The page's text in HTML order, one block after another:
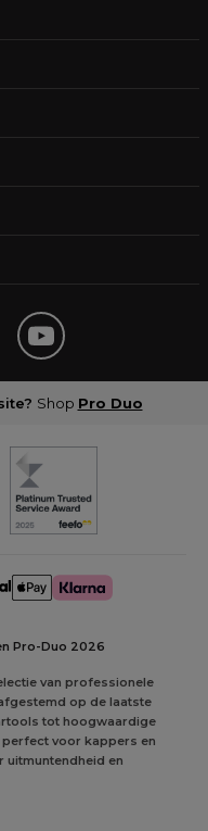
Shop Pro Duo
Pro-Duo 2026
van professionele
op de laatste
tot hoogwaardige
voor kappers en
uitmuntendheid en